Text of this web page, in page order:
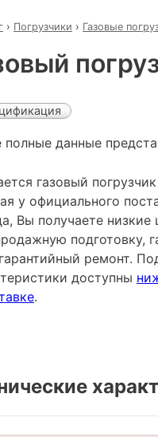
› Погрузчики › Газовые
полные данные
газовый
у официального
Вы получаете низкие
подготовку,
ремонт.
доступны
.